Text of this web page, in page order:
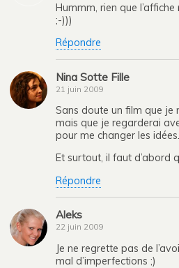
Hummm, rien que
;-)))
Répondre
Nina Sotte Fille
21 juin 2009
Sans doute un film que je
mais que je regarderai
pour me changer les idées.
Et surtout, il faut d’abord
Répondre
Aleks
22 juin 2009
Je ne regrette pas de
mal d’imperfections ;)